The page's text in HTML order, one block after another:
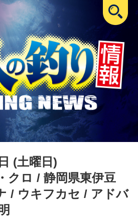
(土曜日)
クロ / 静岡県東伊豆
/ ウキフカセ / アドバ